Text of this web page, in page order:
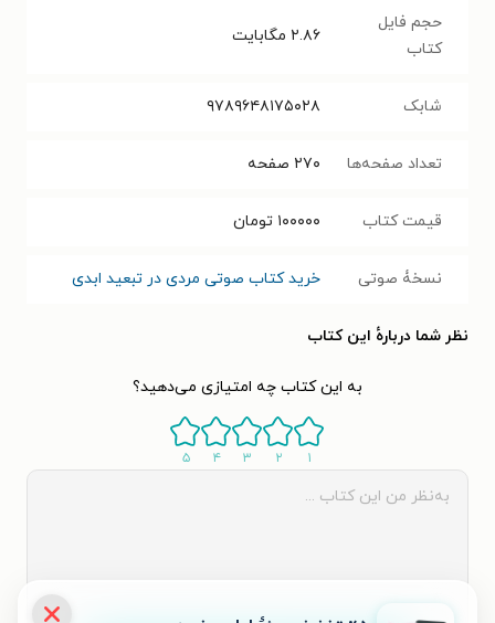
حجم فایل
کتاب
۲.۸۶ مگابایت
شابک ۹۷۸۹۶۴۸۱۷۵۰۲۸
تعداد صفحه‌ها ۲۷۰ صفحه
قیمت کتاب ۱۰۰۰۰۰ تومان
نسخۀ صوتی خرید کتاب صوتی مردی در تبعید ابدی
نظر شما دربارهٔ این کتاب
به این کتاب چه امتیازی می‌دهید؟
۱ ۲ ۳ ۴ ۵